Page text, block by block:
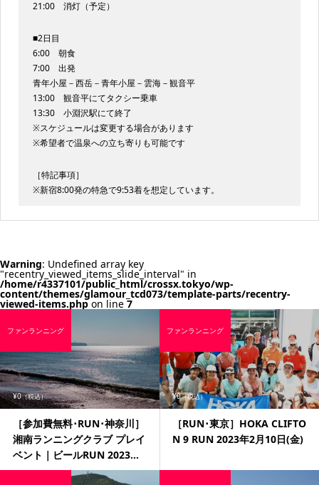
21:00 消灯（予定）
■2日目
6:00 朝食
7:00 出発
青年小屋－西岳－青年小屋－雲海－観音平
13:00 観音平にてタクシー乗車
13:30 小淵沢駅にて終了
※スケジュールは変更する場合があります
※希望者で温泉への立ち寄りも可能です
［特記事項］
※新宿8:00発の特急で9:53着を想定しています。
Warning: Undefined array key
"recentry_viewed_items_slide_interval" in
/home/r4337101/public_html/crossx.tokyo/wp-
content/themes/glamour_tcd073/template-parts/recentry-
viewed-items.phpon line7
¥0（税込）
［参加費無料･RUN･神奈川］
湘南ランニングクラブ プレイ
ベント｜ビールRUN 2023...
ファンランニング
¥0（税込）
［RUN･東京］HOKA CLIFTO
N 9 RUN 2023年2月10日(金)
ファンランニング